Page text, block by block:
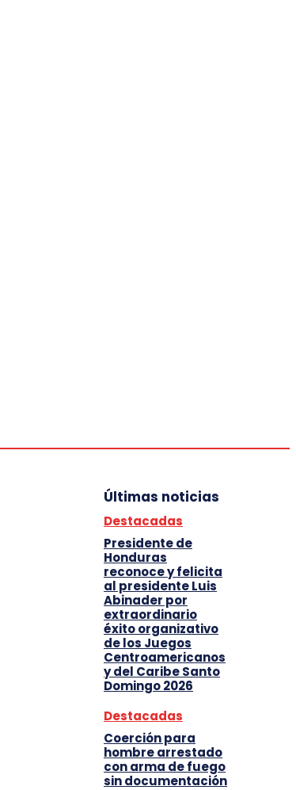
Últimas noticias
Destacadas
Presidente de
Honduras
reconoce y felicita
al presidente Luis
Abinader por
extraordinario
éxito organizativo
de los Juegos
Centroamericanos
y del Caribe Santo
Domingo 2026
Destacadas
Coerción para
hombre arrestado
con arma de fuego
sin documentación